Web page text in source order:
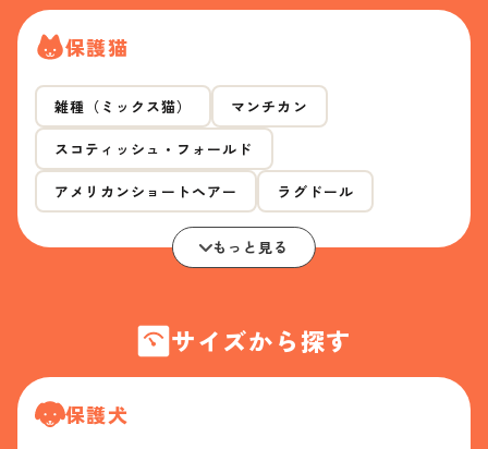
保護猫
雑種（ミックス猫） マンチカン
スコティッシュ・フォールド
アメリカンショートヘアー ラグドール
もっと見る
サイズから探す
保護犬